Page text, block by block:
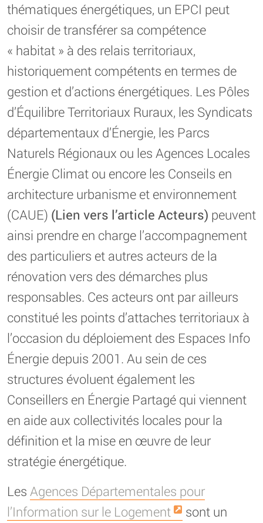
thématiques énergétiques, un EPCI peut
choisir de transférer sa compétence
« habitat » à des relais territoriaux,
historiquement compétents en termes de
gestion et d’actions énergétiques. Les Pôles
d’Équilibre Territoriaux Ruraux, les Syndicats
départementaux d’Énergie, les Parcs
Naturels Régionaux ou les Agences Locales
Énergie Climat ou encore les Conseils en
architecture urbanisme et environnement
(CAUE) (Lien vers l’article Acteurs) peuvent
ainsi prendre en charge l’accompagnement
des particuliers et autres acteurs de la
rénovation vers des démarches plus
responsables. Ces acteurs ont par ailleurs
constitué les points d’attaches territoriaux à
l’occasion du déploiement des Espaces Info
Énergie depuis 2001. Au sein de ces
structures évoluent également les
Conseillers en Énergie Partagé qui viennent
en aide aux collectivités locales pour la
définition et la mise en œuvre de leur
stratégie énergétique.
Les Agences Départementales pour
l’Information sur le Logement
sont un